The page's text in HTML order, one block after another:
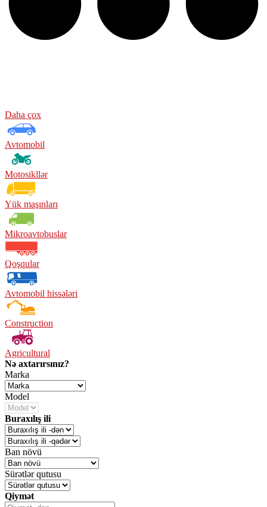
Daha çox
Avtomobil
Motosikllər
Yük maşınları
Mikroavtobuslar
Qoşqular
Avtomobil hissələri
Construction
Agricultural
Nə axtarırsınız?
Marka
Model
Buraxılış ili
Ban növü
Sürətlər qutusu
Qiymət